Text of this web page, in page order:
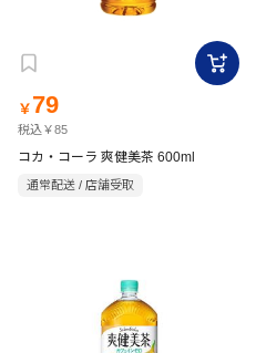
￥ 79
税込￥85
コカ・コーラ 爽健美茶 600ml
通常配送 / 店舗受取